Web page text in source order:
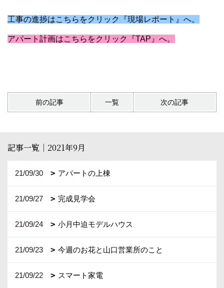
工事の進捗はこちらをクリック『現場レポート』へ。
アパート計画はこちらをクリック『TAP』へ。
前の記事 一覧 次の記事
記事一覧｜2021年9月
21/09/30 アパートの上棟
21/09/27 完成見学会
21/09/24 小月中迫モデルハウス
21/09/23 今週のお花と山口営業所のこと
21/09/22 スマート家電